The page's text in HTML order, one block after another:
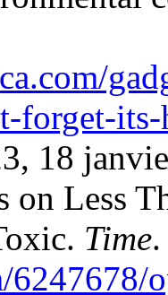
forget-
18
on Less
Time.